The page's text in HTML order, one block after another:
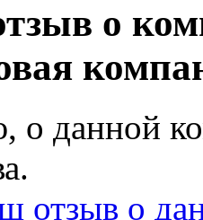
о
о данной
отзыв о